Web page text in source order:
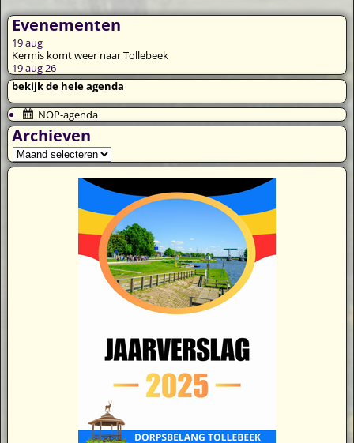
Evenementen
19aug
Kermis komt weer naar Tollebeek
19 aug 26
bekijk de hele agenda
NOP-agenda
Archieven